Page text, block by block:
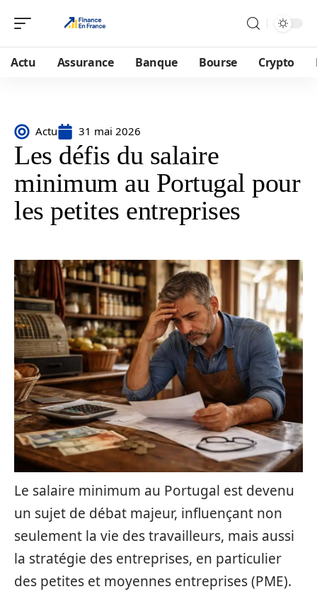
Actu Assurance Banque Bourse Crypto
Actu 31 mai 2026
Les défis du salaire
minimum au Portugal pour
les petites entreprises
Le salaire minimum au Portugal est devenu
un sujet de débat majeur, influençant non
seulement la vie des travailleurs, mais aussi
la stratégie des entreprises, en particulier
des petites et moyennes entreprises (PME).